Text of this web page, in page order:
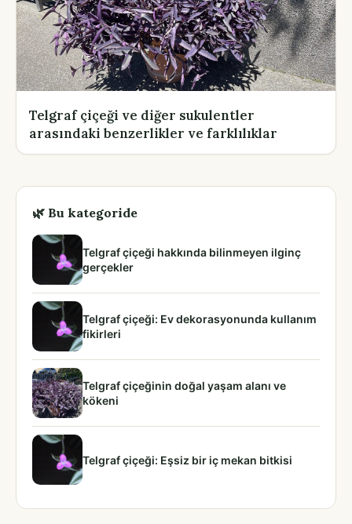
Telgraf çiçeği ve diğer sukulentler
arasındaki benzerlikler ve farklılıklar
🌿 Bu kategoride
Telgraf çiçeği hakkında bilinmeyen ilginç
gerçekler
Telgraf çiçeği: Ev dekorasyonunda kullanım
fikirleri
Telgraf çiçeğinin doğal yaşam alanı ve
kökeni
Telgraf çiçeği: Eşsiz bir iç mekan bitkisi